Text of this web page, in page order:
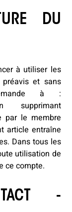
DU
à utiliser les
et sans
à :
supprimant
par le membre
article entraîne
Dans tous les
utilisation de
ce compte.
-